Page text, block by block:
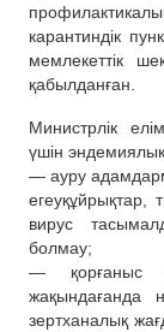
карантиндік
мемлекеттік
қабылданған.
Министрлік
үшін
— ауру
вирус
болмау;
— қорғаныс
жақындағанда
зертханалық